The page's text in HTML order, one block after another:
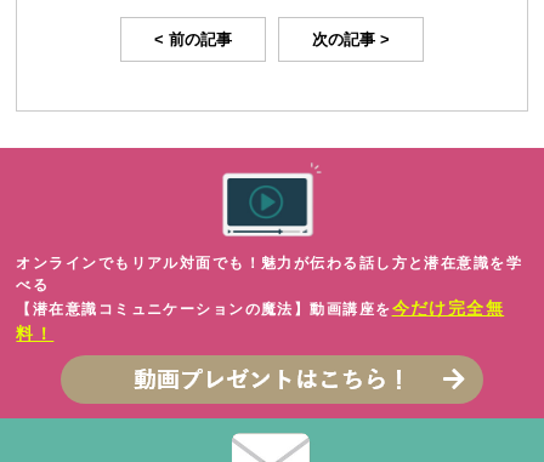
< 前の記事 次の記事 >
オンラインでもリアル対面でも！魅力が伝わる話し方と潜在意識を学
べる
【潜在意識コミュニケーションの魔法】動画講座を今だけ完全無
料！